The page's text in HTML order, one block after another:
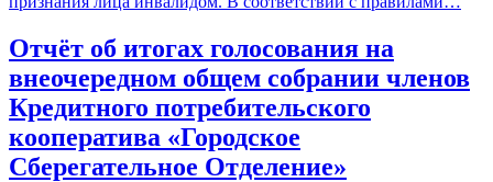
Отчёт об итогах голосования на
внеочередном общем собрании членов
Кредитного потребительского
кооператива «Городское
Сберегательное Отделение»